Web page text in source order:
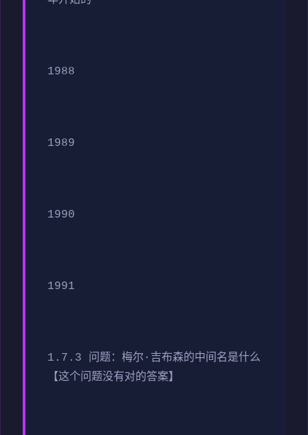
1988
1989
1990
1991
1.7.3 问题：梅尔·吉布森的中间名是什么
【这个问题没有对的答案】